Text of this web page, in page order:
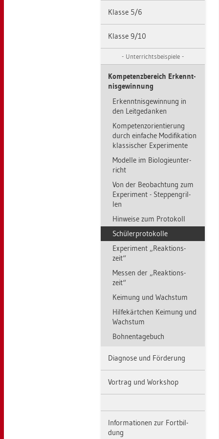
Klas­se 5/6
Klas­se 9/10
Un­ter­richts­bei­spie­le
Kom­pe­tenz­be­reich Er­kennt­
nis­ge­win­nung
Er­kennt­nis­ge­win­nung in
den Leit­ge­dan­ken
Kom­pe­tenz­ori­en­tie­rung
durch ein­fa­che Mo­di­fi­ka­ti­on
klas­si­scher Ex­pe­ri­men­te
Mo­del­le im Bio­lo­gie­un­ter­
richt
Von der Be­ob­ach­tung zum
Ex­pe­ri­ment - Step­pen­gril­
len
Hin­wei­se zum Pro­to­koll
Schü­ler­pro­to­kol­le
Ex­pe­ri­ment „Re­ak­ti­ons­
zeit“
Mes­sen der „Re­ak­ti­ons­
zeit“
Kei­mung und Wachs­tum
Hil­fe­kärt­chen Kei­mung und
Wachs­tum
Boh­nen­ta­ge­buch
Dia­gno­se und För­de­rung
Vor­trag und Work­shop
In­for­ma­tio­nen zur Fort­bil­
dung